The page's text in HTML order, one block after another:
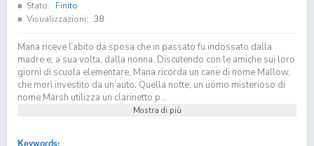
Stato:
Finito
Visualizzazioni: 38
Mana riceve l’abito da sposa che in passato fu indossato dalla
madre e, a sua volta, dalla nonna. Discutendo con le amiche sui loro
giorni di scuola elementare, Mana ricorda un cane di nome Mallow,
che morì investito da un’auto. Quella notte, un uomo misterioso di
nome Marsh utilizza un clarinetto p...
Mostra di più
Keywords: